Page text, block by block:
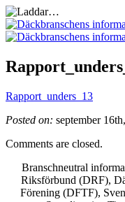
Rapport_unders_13
Posted on: september
Comments are closed.
Branschneutral
Riksförbund (DRF),
Förening (DFTF),